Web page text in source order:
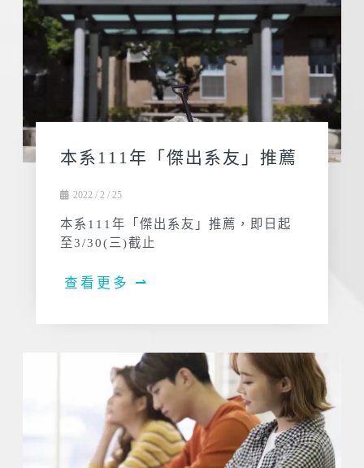
本系111年「傑出系友」推薦
2022 / 2 / 25
本系111年「傑出系友」推薦，即日起
至3/30(三)截止
查看更多 ⇀